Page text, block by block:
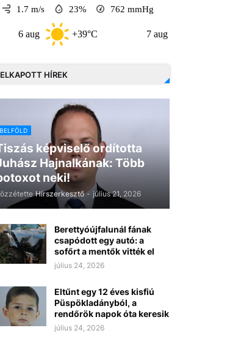
1.7 m/s 23% 762 mmHg
+39°C +32°C
HÍREK
BELFÖLD
képviselő ordította
Hajnalkának: Több
neki!
Hírszerkesztő - július 21, 2026
Berettyóújfalunál fának
csapódott egy autó: a
sofőrt a mentők vitték el
július 24, 2026
Eltűnt egy 12 éves kisfiú
Püspökladányból, a
rendőrök napok óta keresik
július 24, 2026